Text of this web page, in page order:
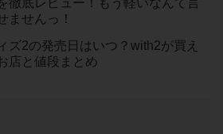
ませんっ！
ズ2の発売日はいつ？with2が買え
店と値段まとめ